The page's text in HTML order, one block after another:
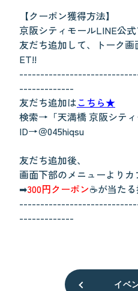
【クーポン獲得方法】
京阪シティモールLINE公
友だち追加して、トーク
ET!!
-------------
友だち追加はこちら★
検索→「天満橋 京阪シティ
ID→＠045hiqsu
友だち追加後、
画面下部のメニューよりカ
➡300円クーポン☕が当た
-------------
イベ